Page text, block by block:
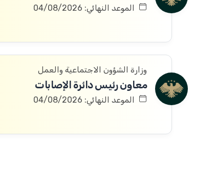
الموعد النهائي: 04/08/2026
وزارة الشؤون الاجتماعية والعمل
معاون رئيس دائرة الإصابات
الموعد النهائي: 04/08/2026